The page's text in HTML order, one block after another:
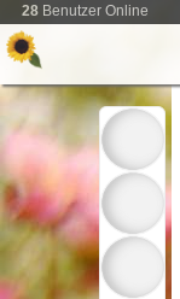
28 Benutzer Online